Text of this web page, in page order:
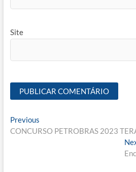
Site
Navegação
de
PreviousPrevious
post:
CONCURSO PETROBRAS 2023